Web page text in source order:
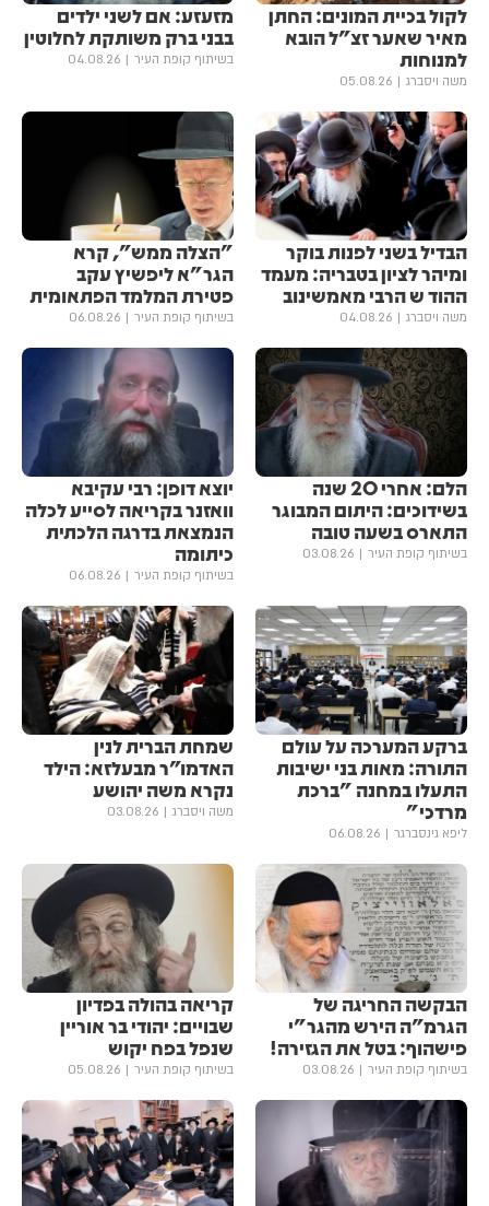
לקול בכיית המונים: החתן
מאיר שאער זצ"ל הובא
למנוחות
משה ויסברג 05.08.26
מזעזע: אם לשני ילדים
בבני ברק משותקת לחלוטין
בשיתוף קופת העיר 04.08.26
הבדיל בשני לפנות בוקר
ומיהר לציון בטבריה: מעמד
ההוד ש הרבי מאמשינוב
משה ויסברג 04.08.26
"הצלה ממש", קרא
הגר"א ליפשיץ עקב
פטירת המלמד הפתאומית
בשיתוף קופת העיר 06.08.26
הלם: אחרי 20 שנה
בשידוכים: היתום המבוגר
התארס בשעה טובה
בשיתוף קופת העיר 03.08.26
יוצא דופן: רבי עקיבא
וואזנר בקריאה לסייע לכלה
הנמצאת בדרגה הלכתית
כיתומה
בשיתוף קופת העיר 06.08.26
ברקע המערכה על עולם
התורה: מאות בני ישיבות
התעלו במחנה "ברכת
מרדכי"
ליפא גינסברגר 06.08.26
שמחת הברית לנין
האדמו"ר מבעלזא: הילד
נקרא משה יהושע
משה ויסברג 03.08.26
הבקשה החריגה של
הגרמ"ה הירש מהגר"י
פישהוף: בטל את הגזירה!
בשיתוף קופת העיר 03.08.26
קריאה בהולה בפדיון
שבויים: יהודי בר אוריין
שנפל בפח יקוש
בשיתוף קופת העיר 05.08.26